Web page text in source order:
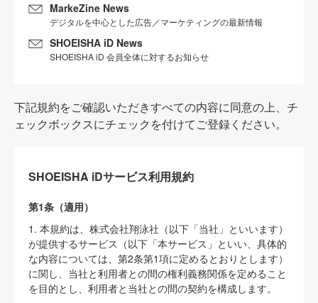
MarkeZine News
デジタルを中心とした広告／マーケティングの最新情報
SHOEISHA iD News
SHOEISHA iD 会員全体に対するお知らせ
下記規約をご確認いただきすべての内容に同意の上、チ
ェックボックスにチェックを付けてご登録ください。
SHOEISHA iDサービス利用規約
第1条（適用）
1. 本規約は、株式会社翔泳社（以下「当社」といいます）
が提供するサービス（以下「本サービス」といい、具体的
な内容については、第2条第1項に定めるとおりとします）
に関し、当社と利用者との間の権利義務関係を定めること
を目的とし、利用者と当社との間の契約を構成します。